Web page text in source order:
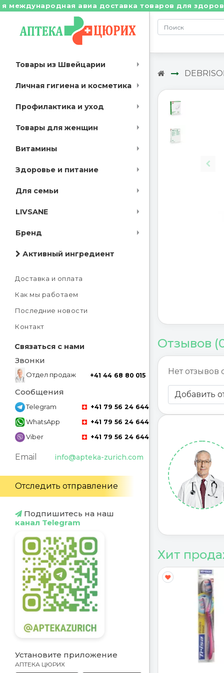
авиа доставка товаров для здоровья
Товары из Швейцарии
Личная гигиена и косметика
Профилактика и уход
Товары для женщин
Витамины
Здоровье и питание
Для семьи
LIVSANE
Бренд
Активный ингредиент
Доставка и оплата
Как мы работаем
Последние новости
Контакт
Связаться с нами
Звонки
Отдел продаж +41 44 68 80 015
Сообщения
Telegram +41 79 56 24 644
WhatsApp +41 79 56 24 644
Viber +41 79 56 24 644
Email info@apteka-zurich.com
Отследить отправление
Подпишитесь на наш
канал Telegram
Установите приложение
АПТЕКА ЦЮРИХ
Отзывов
Нет отзывов
Добавить
Хит
Y